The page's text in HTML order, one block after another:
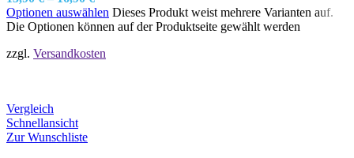
Optionen auswählen Dieses Produkt weist mehrere Varianten auf.
Die Optionen können auf der Produktseite gewählt werden
zzgl. Versandkosten
Vergleich
Schnellansicht
Zur Wunschliste